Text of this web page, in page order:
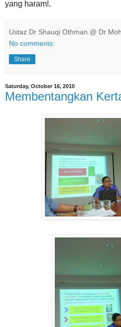
yang haram!.
Ustaz Dr Shauqi Othman @ Dr
No comments:
Share
Saturday, October 16, 2010
Membentangkan